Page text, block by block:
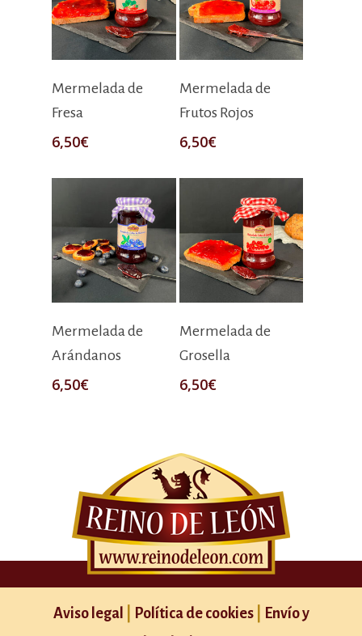
Mermelada de
Fresa
6,50€
Mermelada de
Frutos Rojos
6,50€
Mermelada de
Arándanos
6,50€
Mermelada de
Grosella
6,50€
Aviso legal Política de cookies|
Envío y